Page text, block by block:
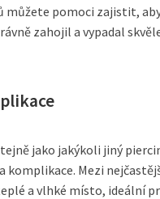
můžete pomoci zajistit,
zahojil a vypadal
jako jakýkoli jiný
komplikace. Mezi
a vlhké místo, ideální